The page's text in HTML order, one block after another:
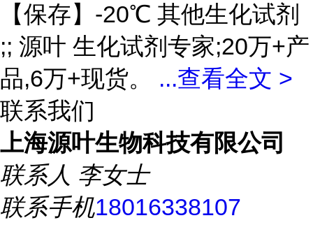
【保存】-20℃ 其他生化试剂
;; 源叶 生化试剂专家;20万+产
品,6万+现货。 ...查看全文 >
联系我们
上海源叶生物科技有限公司
联系人 李女士
联系手机18016338107